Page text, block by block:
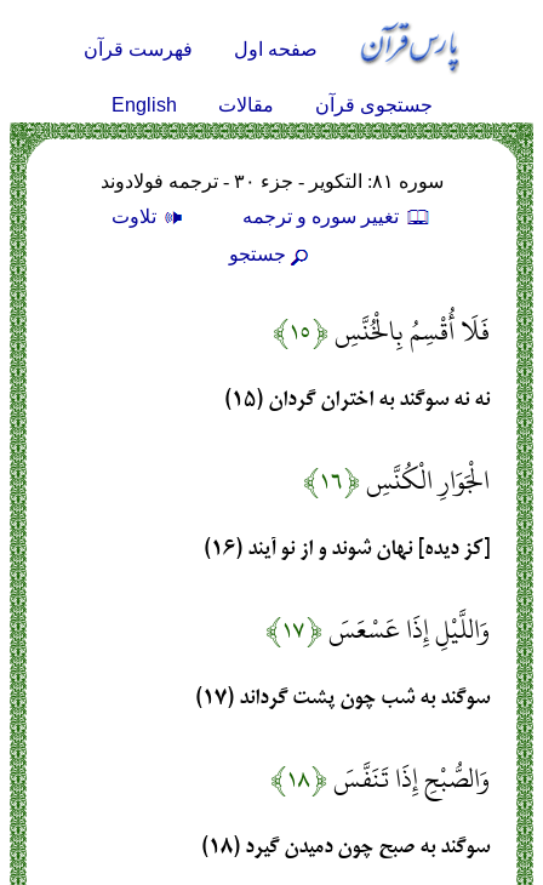
صفحه اول فهرست قرآن
جستجوی قرآن مقالات English
سوره ۸۱: التكوير - جزء ۳۰ - ترجمه فولادوند
تغيير سوره و ترجمه
تلاوت
جستجو
فَلَا أُقْسِمُ بِالْخُنَّسِ﴿۱۵﴾
نه نه سوگند به اختران گردان (۱۵)
الْجَوَارِ الْكُنَّسِ﴿۱۶﴾
[كز ديده] نهان شوند و از نو آيند (۱۶)
وَاللَّيْلِ إِذَا عَسْعَسَ﴿۱۷﴾
سوگند به شب چون پشت گرداند (۱۷)
وَالصُّبْحِ إِذَا تَنَفَّسَ﴿۱۸﴾
سوگند به صبح چون دميدن گيرد (۱۸)